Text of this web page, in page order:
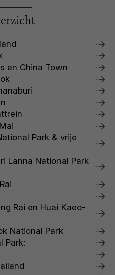
en China Town
Park & vrije
Lanna National Park
Rai en Huai Kaeo-
National Park
Park: